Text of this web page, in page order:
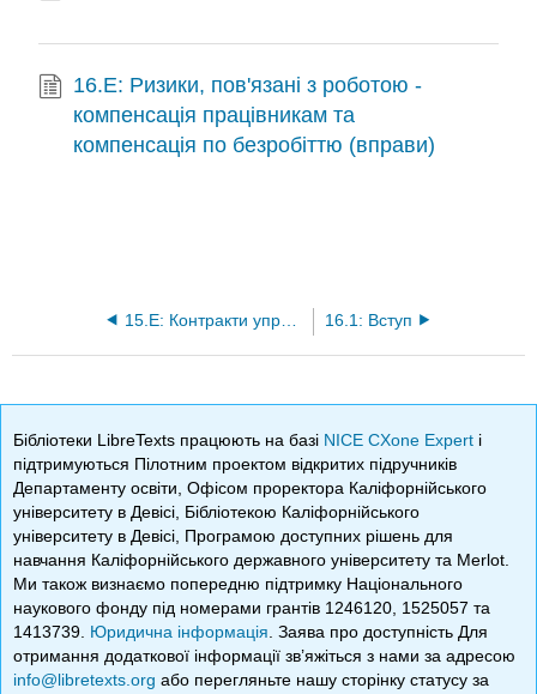
16.E: Ризики, пов'язані з роботою -
компенсація працівникам та
компенсація по безробіттю (вправи)
15.E: Контракти управління мультиризиками - Бізнес (вправи) 16.1: Вступ
Бібліотеки LibreTexts працюють на базі NICE CXone Expert і
підтримуються Пілотним проектом відкритих підручників
Департаменту освіти, Офісом проректора Каліфорнійського
університету в Девісі, Бібліотекою Каліфорнійського
університету в Девісі, Програмою доступних рішень для
навчання Каліфорнійського державного університету та Merlot.
Ми також визнаємо попередню підтримку Національного
наукового фонду під номерами грантів 1246120, 1525057 та
1413739. Юридична інформація . Заява про доступність Для
отримання додаткової інформації зв’яжіться з нами за адресою
info@libretexts.org або перегляньте нашу сторінку статусу за